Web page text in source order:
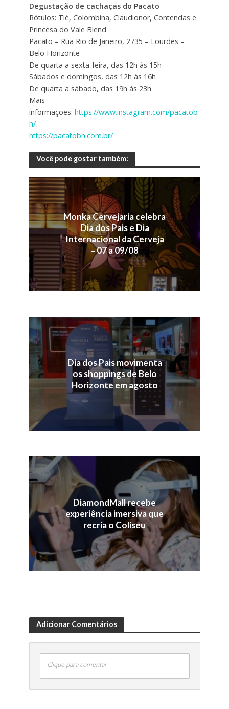
Degustação de cachaças do Pacato
Rótulos: Tié, Colombina, Claudionor, Contendas e
Princesa do Vale Blend
Pacato – Rua Rio de Janeiro, 2735 – Lourdes –
Belo Horizonte
De quarta a sexta-feira, das 12h às 15h
Sábados e domingos, das 12h às 16h
De quarta a sábado, das 19h às 23h
Mais
informações: https://www.instagram.com/pacatob
h/
https://pacatobh.com.br/
Você pode gostar também:
Monka Cervejaria celebra
Dia dos Pais e Dia
Internacional da Cerveja
– 07 a 09/08
Dia dos Pais movimenta
os shoppings de Belo
Horizonte em agosto
DiamondMall recebe
experiência imersiva que
recria o Coliseu
Adicionar Comentários
Clique para comentar